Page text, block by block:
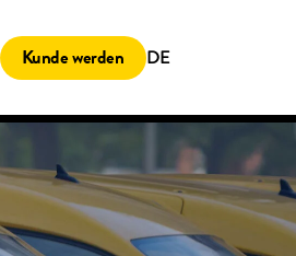
Kunde werden DE